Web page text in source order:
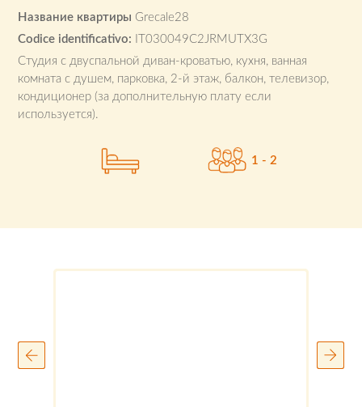
Название квартиры Grecale28
Codice identificativo: IT030049C2JRMUTX3G
Студия с двуспальной диван-кроватью, кухня, ванная
комната с душем, парковка, 2-й этаж, балкон, телевизор,
кондиционер (за дополнительную плату если
используется).
1 - 2